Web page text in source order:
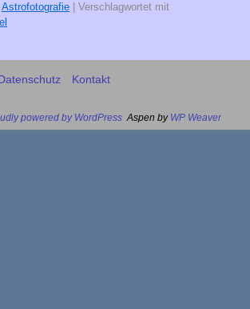
Astrofotografie
Verschlagwortet mit
Kontakt
powered by WordPress Aspen by WP Weaver